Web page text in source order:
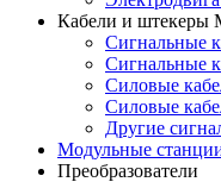
Кабели и штекеры
Сигнальные
Сигнальные
Силовые
Силовые
Другие
Модульные
Преобразователи